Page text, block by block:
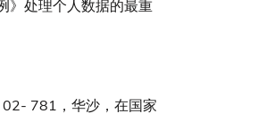
》处理个人数据的最重
781，华沙，在国家